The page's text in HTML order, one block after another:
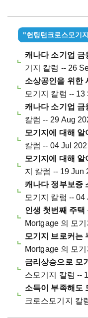
"헌팅턴크로스모기
캐나다 소기업 금
기지 칼럼 -- 26
소상공인을 위한
모기지 칼럼 -- 13
캐나다 소기업 금
칼럼 -- 29 Aug
모기지에 대해 알
칼럼 -- 04 Jul
모기지에 대해 알
지 칼럼 -- 19 Jun
캐나다 정부보증
모기지 칼럼 -- 04
인생 첫번째 주택
Mortgage 의 모
모기지 브로커는
Mortgage 의 모
금리상승으로 모
스모기지 칼럼 --
소득이 부족해도
크로스모기지 칼